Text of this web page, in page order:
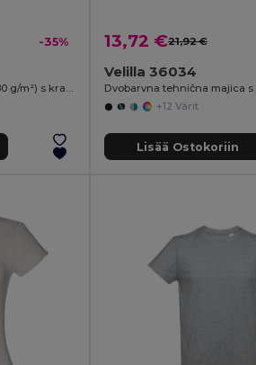
-35%
Dvodelna piqué polo majica (180 g/m²) s kratkimi rokavi, iz bombaža (60 %) in poliestra (40 %)
13,72 €21,92 €
Velilla 36034
+12 Värit
Lisää Ostokoriin